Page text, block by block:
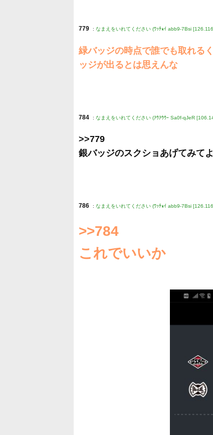
779 : なまえをいれてください (ﾜｯﾁｮｲ abb9-7Bsi
緑バッジの時点で誰でも取れる
ッジが出るとは思えんな
784 : なまえをいれてください (ｱｳｱｳｳｰ Sa0f-qJeR
>>779
銀バッジのスクショあげてみて
786 : なまえをいれてください (ﾜｯﾁｮｲ abb9-7Bsi
>>784
これでいいか